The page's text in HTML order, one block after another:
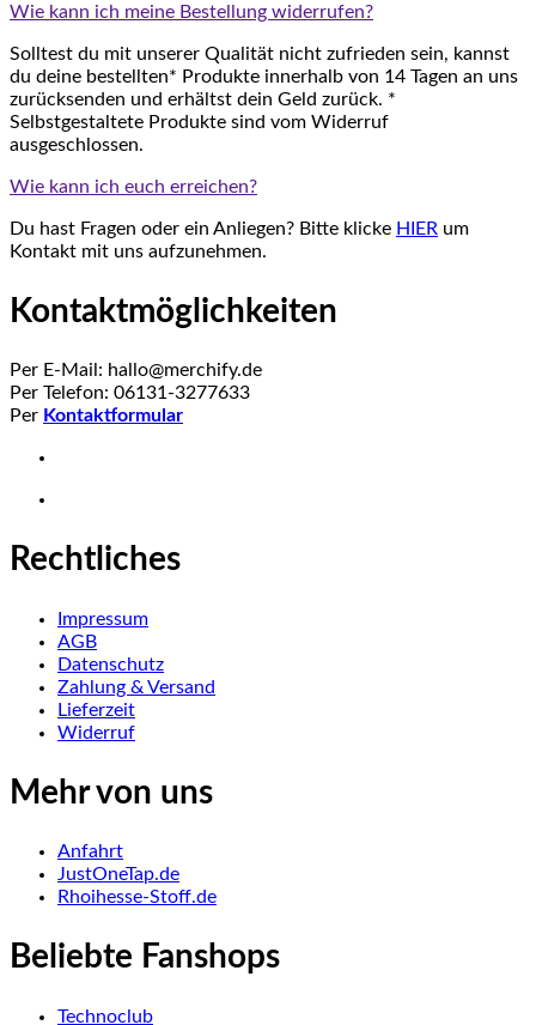
Wie kann ich meine Bestellung widerrufen?
Solltest du mit unserer Qualität nicht zufrieden sein, kannst
du deine bestellten* Produkte innerhalb von 14 Tagen an uns
zurücksenden und erhältst dein Geld zurück. *
Selbstgestaltete Produkte sind vom Widerruf
ausgeschlossen.
Wie kann ich euch erreichen?
Du hast Fragen oder ein Anliegen? Bitte klicke HIER um
Kontakt mit uns aufzunehmen.
Kontaktmöglichkeiten
Per E-Mail: hallo@merchify.de
Per Telefon: 06131-3277633
Per Kontaktformular
Rechtliches
Impressum
AGB
Datenschutz
Zahlung & Versand
Lieferzeit
Widerruf
Mehr von uns
Anfahrt
JustOneTap.de
Rhoihesse-Stoff.de
Beliebte Fanshops
Technoclub